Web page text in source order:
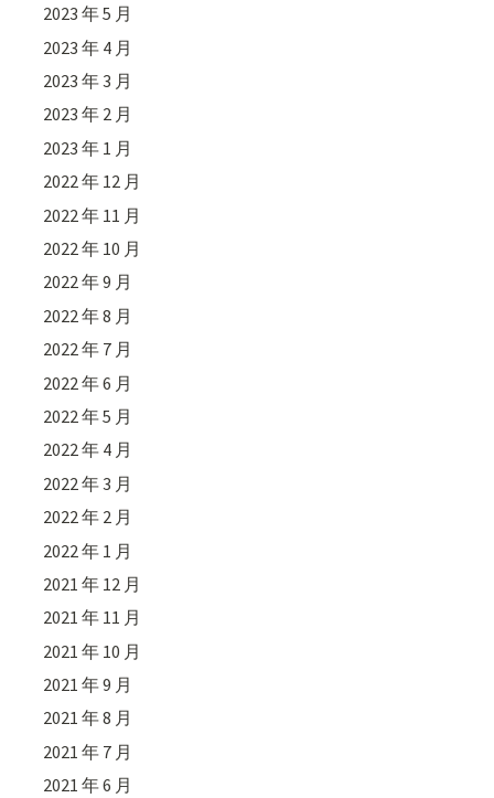
2023 年 5 月
2023 年 4 月
2023 年 3 月
2023 年 2 月
2023 年 1 月
2022 年 12 月
2022 年 11 月
2022 年 10 月
2022 年 9 月
2022 年 8 月
2022 年 7 月
2022 年 6 月
2022 年 5 月
2022 年 4 月
2022 年 3 月
2022 年 2 月
2022 年 1 月
2021 年 12 月
2021 年 11 月
2021 年 10 月
2021 年 9 月
2021 年 8 月
2021 年 7 月
2021 年 6 月